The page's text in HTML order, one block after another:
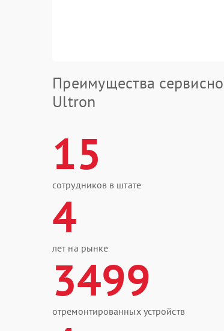
Преимущества
Ultron
15
сотрудников в штате
4
лет на рынке
3499
отремонтированных устройств